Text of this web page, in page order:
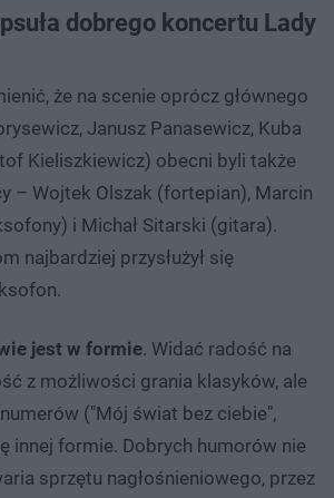
dobrego koncertu Lady
że na scenie oprócz głównego
Janusz Panasewicz, Kuba
Kieliszkiewicz) obecni byli także
– Wojtek Olszak (fortepian), Marcin
i Michał Sitarski (gitara).
najbardziej przysłużył się
jest w formie. Widać radość na
z możliwości grania klasyków, ale
("Mój świat bez ciebie",
innej formie. Dobrych humorów nie
sprzętu nagłośnieniowego, przez